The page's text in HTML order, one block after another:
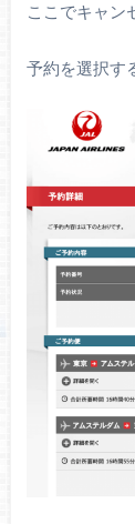
ここでキャン
予約を選択す